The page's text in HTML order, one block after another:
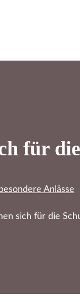
für
Anlässe
sich für die